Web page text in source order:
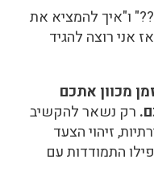
ו"איך להמציא את
אני רוצה להגיד
מכוון אתכם
רק נשאר להקשיב
זיהוי הצעד
התמודדות עם